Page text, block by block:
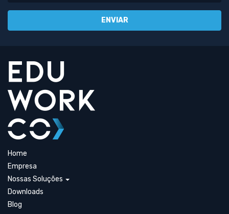
Home
Empresa
Nossas Soluções
Downloads
Blog